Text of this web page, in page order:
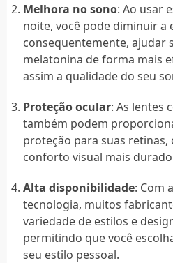
Melhora no sono: Ao usar
noite, você pode diminuir a
consequentemente, ajudar
melatonina de forma mais
assim a qualidade do seu
Proteção ocular: As lentes
também podem
proteção para suas
conforto visual mais
Alta disponibilidade: Com
tecnologia, muitos
variedade de estilos e
permitindo que você
seu estilo pessoal.